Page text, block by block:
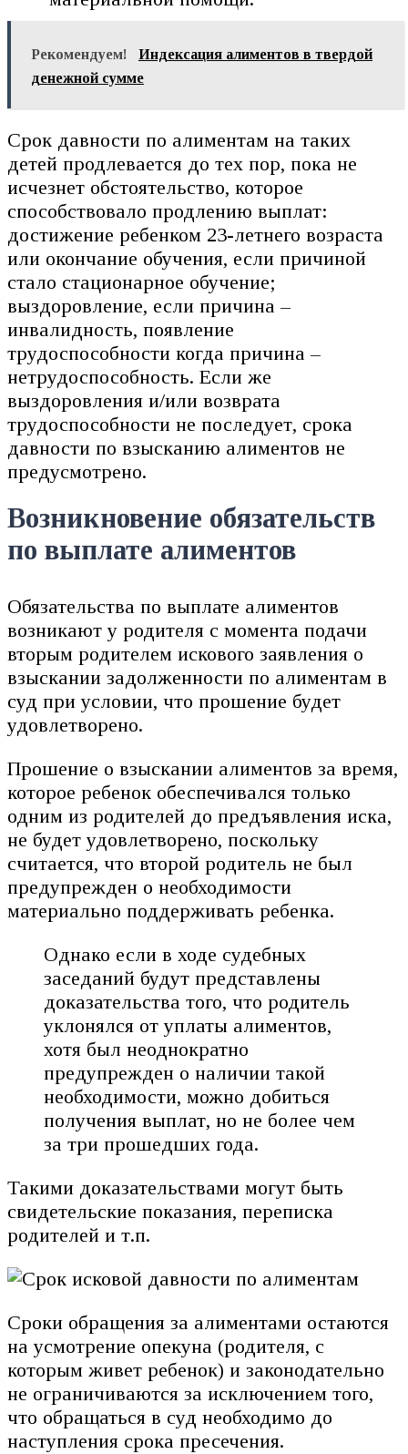
Рекомендуем!
Индексация алиментов в твердой
денежной сумме
Срок давности по алиментам на таких
детей продлевается до тех пор, пока не
исчезнет обстоятельство, которое
способствовало продлению выплат:
достижение ребенком 23-летнего возраста
или окончание обучения, если причиной
стало стационарное обучение;
выздоровление, если причина –
инвалидность, появление
трудоспособности когда причина –
нетрудоспособность. Если же
выздоровления и/или возврата
трудоспособности не последует, срока
давности по взысканию алиментов не
предусмотрено.
Возникновение обязательств
по выплате алиментов
Обязательства по выплате алиментов
возникают у родителя с момента подачи
вторым родителем искового заявления о
взыскании задолженности по алиментам в
суд при условии, что прошение будет
удовлетворено.
Прошение о взыскании алиментов за время,
которое ребенок обеспечивался только
одним из родителей до предъявления иска,
не будет удовлетворено, поскольку
считается, что второй родитель не был
предупрежден о необходимости
материально поддерживать ребенка.
Однако если в ходе судебных
заседаний будут представлены
доказательства того, что родитель
уклонялся от уплаты алиментов,
хотя был неоднократно
предупрежден о наличии такой
необходимости, можно добиться
получения выплат, но не более чем
за три прошедших года.
Такими доказательствами могут быть
свидетельские показания, переписка
родителей и т.п.
Сроки обращения за алиментами остаются
на усмотрение опекуна (родителя, с
которым живет ребенок) и законодательно
не ограничиваются за исключением того,
что обращаться в суд необходимо до
наступления срока пресечения.